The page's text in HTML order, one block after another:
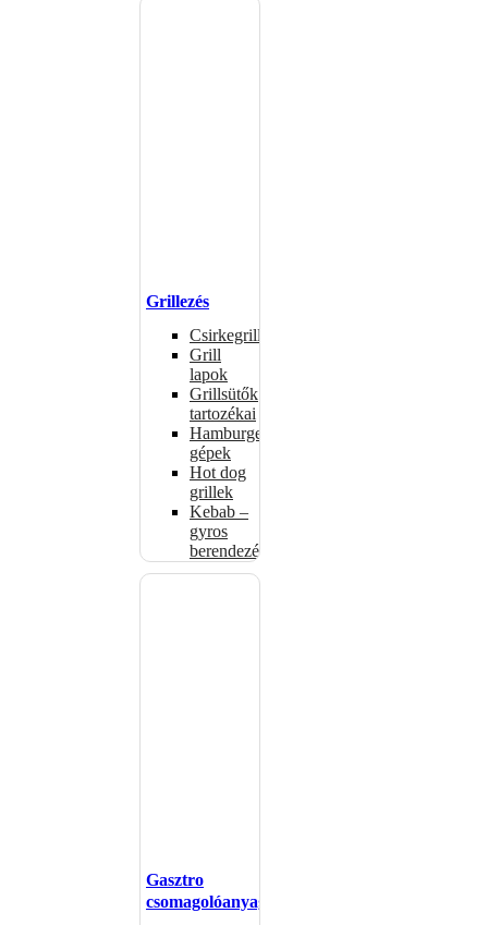
Grillezés
Csirkegrillek
Grill
lapok
Grillsütők
tartozékai
Hamburgerformázó
gépek
Hot dog
grillek
Kebab –
gyros
berendezés
Gasztro
csomagolóanyagok